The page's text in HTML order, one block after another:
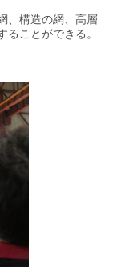
、構造の網、高層
ことができる。